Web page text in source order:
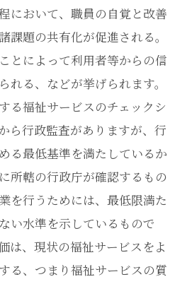
において、職員の自覚と改善
課題の共有化が促進される。
とによって利用者等からの信
れる、などが挙げられます。
る福祉サービスのチェックシ
ら行政監査がありますが、行
る最低基準を満たしているか
所轄の行政庁が確認するもの
を行うためには、最低限満た
い水準を示しているもので
は、現状の福祉サービスをよ
る、つまり福祉サービスの質